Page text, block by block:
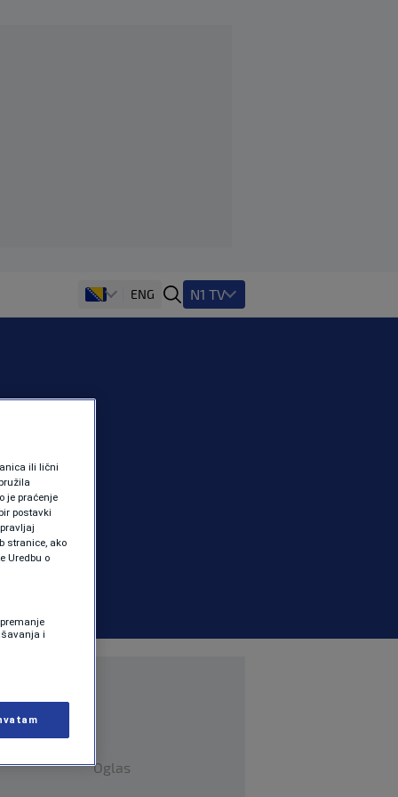
ENG N1 TV
Oglas
ili lični
je praćenje
postavki
stranice, ako
Uredbu o
i